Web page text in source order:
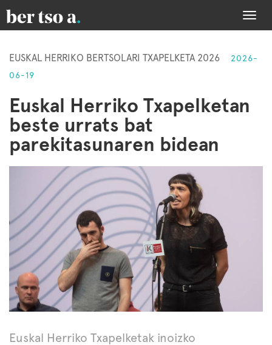
EUSKAL HERRIKO BERTSOLARI TXAPELKETA 2026
2026-
06-19
Euskal Herriko Txapelketan
beste urrats bat
parekitasunaren bidean
Euskal Herriko Txapelketak inoizko